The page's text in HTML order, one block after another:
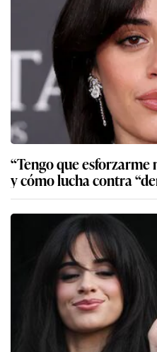
“Tengo que
y cómo lucha contra